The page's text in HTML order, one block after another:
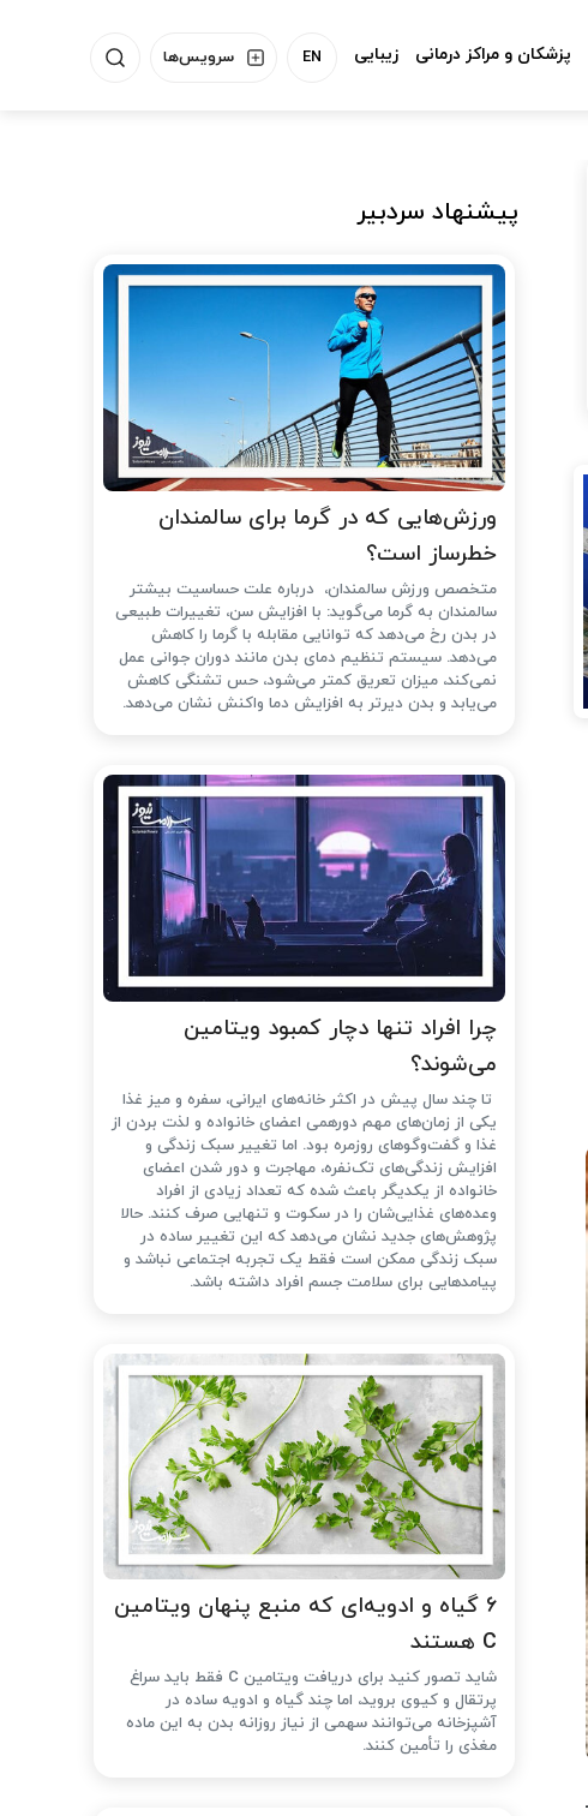
سرویس‌ها EN پزشکان و مراکز درمانی زیبایی
پیشنهاد سردبیر
ورزش‌هایی که در گرما برای سالمندان
خطرساز است؟
متخصص ورزش سالمندان، درباره علت حساسیت بیشتر
سالمندان به گرما می‌گوید: با افزایش سن، تغییرات طبیعی
در بدن رخ می‌دهد که توانایی مقابله با گرما را کاهش
می‌دهد. سیستم تنظیم دمای بدن مانند دوران جوانی عمل
نمی‌کند، میزان تعریق کمتر می‌شود، حس تشنگی کاهش
می‌یابد و بدن دیرتر به افزایش دما واکنش نشان می‌دهد.
چرا افراد تنها دچار کمبود ویتامین
می‌شوند؟
تا چند سال پیش در اکثر خانه‌های ایرانی، سفره و میز غذا
یکی از زمان‌های مهم دورهمی اعضای خانواده و لذت بردن از
غذا و گفت‌وگوهای روزمره بود. اما تغییر سبک زندگی و
افزایش زندگی‌های تک‌نفره، مهاجرت و دور شدن اعضای
خانواده از یکدیگر باعث شده که تعداد زیادی از افراد
وعده‌های غذایی‌شان را در سکوت و تنهایی صرف کنند. حالا
پژوهش‌های جدید نشان می‌دهد که این تغییر ساده در
سبک زندگی ممکن است فقط یک تجربه اجتماعی نباشد و
پیامدهایی برای سلامت جسم افراد داشته باشد.
۶ گیاه و ادویه‌ای که منبع پنهان ویتامین
C هستند
شاید تصور کنید برای دریافت ویتامین C فقط باید سراغ
پرتقال و کیوی بروید، اما چند گیاه و ادویه ساده در
آشپزخانه می‌توانند سهمی از نیاز روزانه بدن به این ماده
مغذی را تأمین کنند.